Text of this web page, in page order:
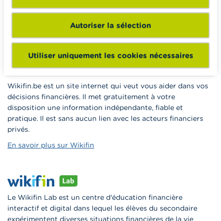
Autoriser la sélection
Utiliser uniquement les cookies nécessaires
formations pour les aider à faire de l’éducation financière et
Wikifin.be est un site internet qui veut vous aider dans vos
décisions financières. Il met gratuitement à votre
disposition une information indépendante, fiable et
pratique. Il est sans aucun lien avec les acteurs financiers
privés.
En savoir plus sur Wikifin
Le Wikifin Lab est un centre d'éducation financière
interactif et digital dans lequel les élèves du secondaire
expérimentent diverses situations financières de la vie